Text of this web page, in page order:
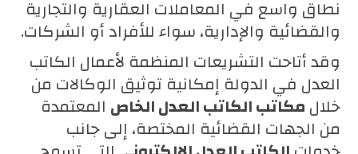
نطاق واسع في المعاملات العقارية والتجارية
والقضائية والإدارية، سواء للأفراد أو الشركات.
وقد أتاحت التشريعات المنظمة لأعمال الكاتب
العدل في الدولة إمكانية توثيق الوكالات من
خلالمكاتب الكاتب العدل الخاص المعتمدة
من الجهات القضائية المختصة، إلى جانب